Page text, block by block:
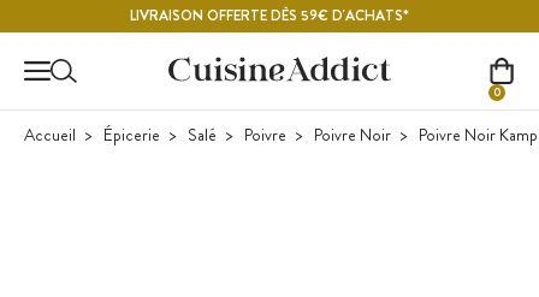
LIVRAISON OFFERTE DÈS 59€ D'ACHATS*
0
Accueil Épicerie Salé Poivre Poivre Noir Poivre Noir